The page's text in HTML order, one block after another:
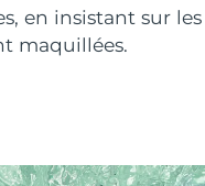
en insistant sur les
maquillées.